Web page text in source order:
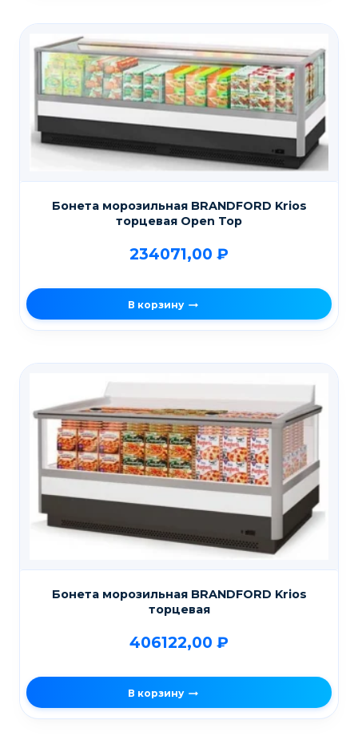
Бонета морозильная BRANDFORD Krios
торцевая Open Top
234071,00 ₽
В корзину
Бонета морозильная BRANDFORD Krios
торцевая
406122,00 ₽
В корзину